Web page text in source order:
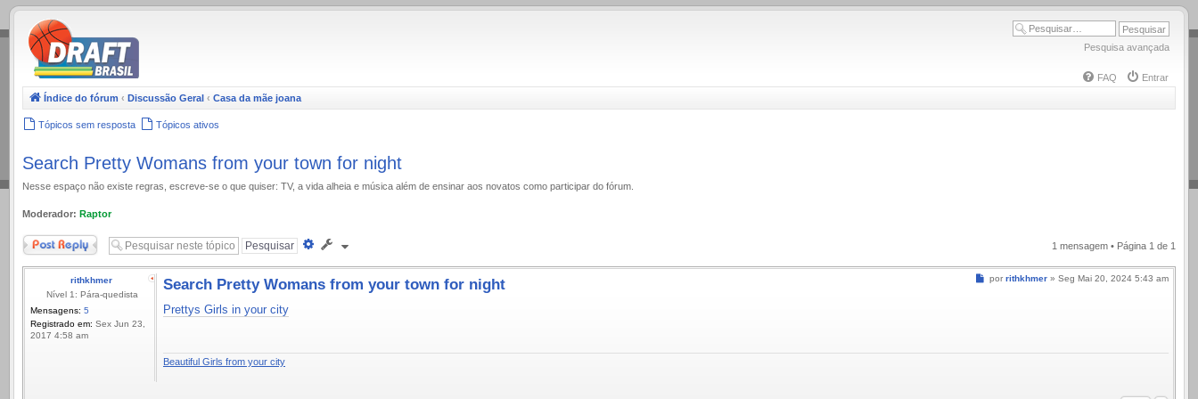
.
Pesquisa avançada
FAQ
Entrar
Índice do fórum ‹ Discussão Geral ‹ Casa da mãe joana
Tópicos sem resposta Tópicos ativos
Search Pretty Womans from your town for night
Nesse espaço não existe regras, escreve-se o que quiser: TV, a vida alheia e música além de ensinar aos novatos como participar do fórum.
Moderador: Raptor
Responder
Pesquisa
1 mensagem • Página 1 de 1
rithkhmer
Nível 1: Pára-quedista
Mensagens: 5
Registrado em: Sex Jun 23,
2017 4:58 am
Mensagem
por rithkhmer » Seg Mai 20, 2024 5:43 am
Search Pretty Womans from your town for night
Prettys Girls in your city
Beautiful Girls from your city